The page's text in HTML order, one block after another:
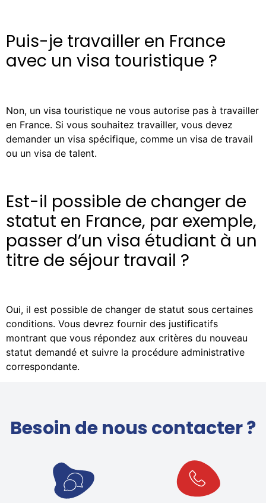
Puis-je travailler en France
avec un visa touristique ?
Non, un visa touristique ne vous autorise pas à travailler
en France. Si vous souhaitez travailler, vous devez
demander un visa spécifique, comme un visa de travail
ou un visa de talent.
Est-il possible de changer de
statut en France, par exemple,
passer d’un visa étudiant à un
titre de séjour travail ?
Oui, il est possible de changer de statut sous certaines
conditions. Vous devrez fournir des justificatifs
montrant que vous répondez aux critères du nouveau
statut demandé et suivre la procédure administrative
correspondante.
Besoin de nous contacter ?